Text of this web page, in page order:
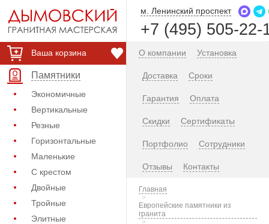
Ваша корзина
Памятники
Экономичные
Вертикальные
Резные
Горизонтальные
Маленькие
С крестом
Двойные
Тройные
Элитные
м. Ленинский проспект
+7 (495) 505-22-
О компании Установка
Доставка Сроки
Гарантия Оплата
Скидки Сертификаты
Портфолио Сотрудники
Отзывы Контакты
Главная
Европейские памятники из
гранита